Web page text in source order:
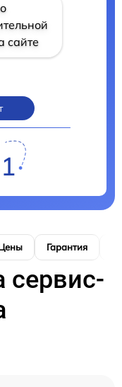
сайте
Гарантия